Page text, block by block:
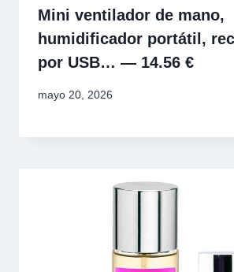
Mini ventilador de mano,
humidificador portátil,
por USB… — 14.56 €
mayo 20, 2026